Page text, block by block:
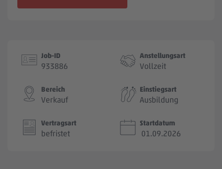
Job-ID
933886
Anstellungsart
Vollzeit
Bereich
Verkauf
Einstiegsart
Ausbildung
Vertragsart
befristet
Startdatum
01.09.2026